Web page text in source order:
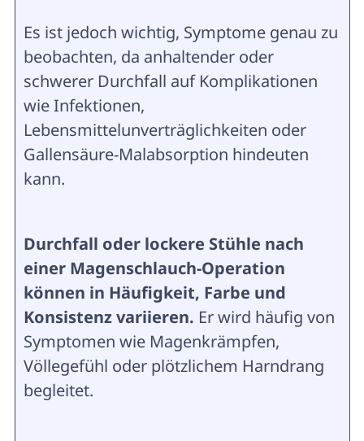
Es ist jedoch wichtig, Symptome genau zu
beobachten, da anhaltender oder
schwerer Durchfall auf Komplikationen
wie Infektionen,
Lebensmittelunverträglichkeiten oder
Gallensäure-Malabsorption hindeuten
kann.
Durchfall oder lockere Stühle nach
einer Magenschlauch-Operation
können in Häufigkeit, Farbe und
Konsistenz variieren. Er wird häufig von
Symptomen wie Magenkrämpfen,
Völlegefühl oder plötzlichem Harndrang
begleitet.